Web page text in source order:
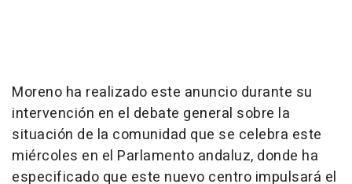
Moreno ha realizado este anuncio durante su
intervención en el debate general sobre la
situación de la comunidad que se celebra este
miércoles en el Parlamento andaluz, donde ha
especificado que este nuevo centro impulsará el